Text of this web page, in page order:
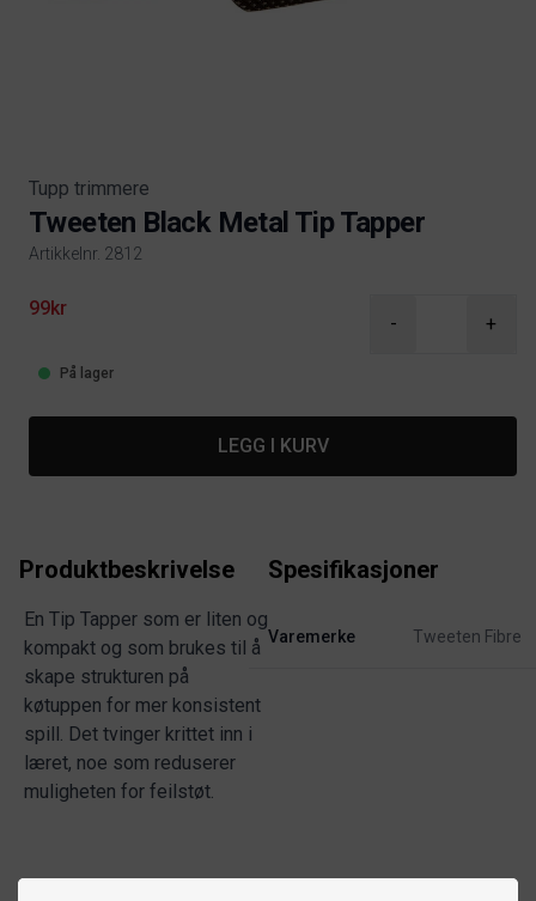
Tupp trimmere
Tweeten Black Metal Tip Tapper
Artikkelnr. 2812
Product information
99kr
- +
På lager
LEGG I KURV
Produktbeskrivelse
En Tip Tapper som er liten og
kompakt og som brukes til å
skape strukturen på
køtuppen for mer konsistent
spill. Det tvinger krittet inn i
læret, noe som reduserer
muligheten for feilstøt.
Spesifikasjoner
Varemerke Tweeten Fibre